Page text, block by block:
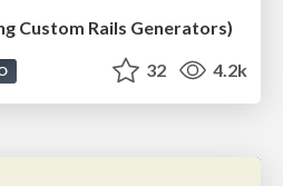
Custom Rails Generators)
32 4.2k